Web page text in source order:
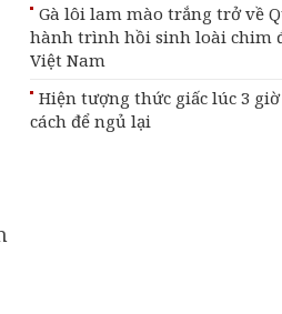
Gà lôi lam mào trắng trở về
hành trình hồi sinh loài chim
Việt Nam
Hiện tượng thức giấc lúc 3
cách để ngủ lại